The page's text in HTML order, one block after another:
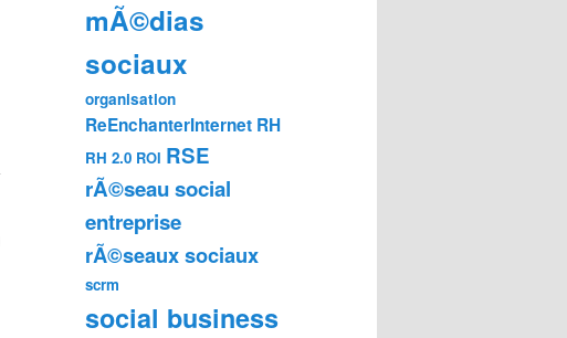
mÃ©dias
sociaux
organisation
ReEnchanterInternet RH
RH 2.0 ROI RSE
rÃ©seau social
entreprise
rÃ©seaux sociaux
scrm
social business